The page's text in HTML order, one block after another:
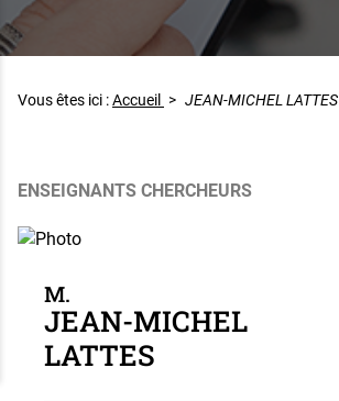
Vous êtes ici :Accueil > JEAN-MICHEL LATTES
ENSEIGNANTS CHERCHEURS
M.
JEAN-MICHEL
LATTES